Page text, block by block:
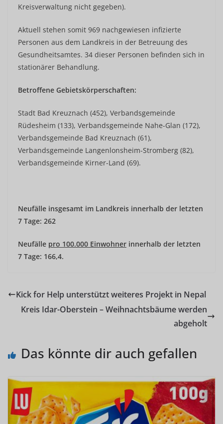
Kreisverwaltung nicht gegeben).
Aktuell stehen somit 969 nachgewiesen infizierte
Personen aus dem Landkreis in der Betreuung des
Gesundheitsamtes. 34 dieser Personen befinden sich in
stationärer Behandlung.
Betroffene Gebietskörperschaften:
Stadt Bad Kreuznach (452), Verbandsgemeinde
Rüdesheim (133), Verbandsgemeinde Nahe-Glan (172),
Verbandsgemeinde Bad Kreuznach (61),
Verbandsgemeinde Langenlonsheim-Stromberg (82),
Verbandsgemeinde Kirner-Land (69).
Neufälle insgesamt im Landkreis innerhalb der letzten
7 Tage: 262
Neufälle pro 100.000 Einwohner innerhalb der letzten
7 Tage: 166,4.
Kick for Help unterstützt weiteres Projekt in Nepal
Kreis Idar-Oberstein – Weihnachtsbäume werden
abgeholt
Das könnte dir auch gefallen